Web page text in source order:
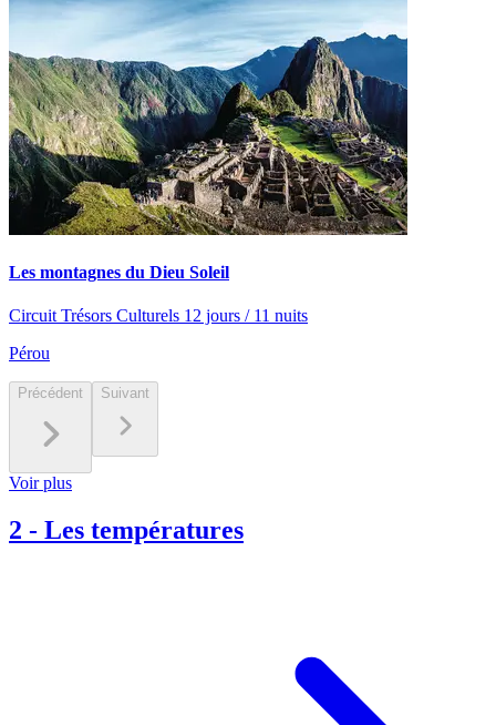
Les montagnes du Dieu Soleil
Circuit Trésors Culturels 12 jours / 11 nuits
Pérou
Précédent Suivant
Voir plus
2 - Les températures